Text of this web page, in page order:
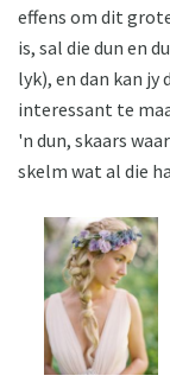
effens om dit
is, sal die dun en
lyk), en dan kan
interessant te
'n dun, skaars
skelm wat al die